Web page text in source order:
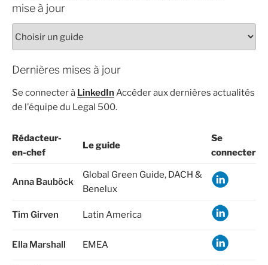
mise à jour
Dernières mises à jour
Se connecter à LinkedIn Accéder aux dernières actualités
de l'équipe du Legal 500.
Rédacteur-
en-chef
Le guide
Se
connecter
Anna Bauböck
Global Green Guide, DACH &
Benelux
Tim Girven Latin America
Ella Marshall EMEA